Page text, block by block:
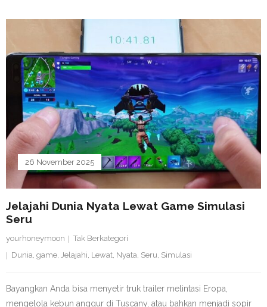
Jelajahi Dunia Nyata Lewat Game Simulasi
Seru
26 November 2025
yourhoneymoon
Tak Berkategori
Dunia game Jelajahi Lewat Nyata Seru Simulasi
Bayangkan Anda bisa menyetir truk trailer melintasi Eropa,
mengelola kebun anggur di Tuscany, atau bahkan menjadi sopir